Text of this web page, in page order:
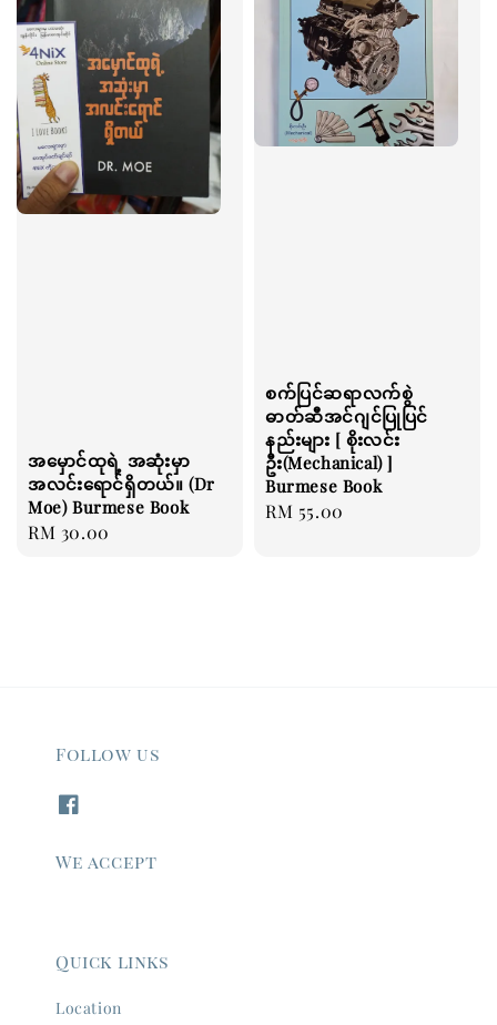
အမှောင်ထုရဲ့ အဆုံးမှာ
အလင်းရောင်ရှိတယ်။ (Dr
Moe) Burmese Book
Regular
RM 30.00
စက်ပြင်ဆရာလက်စွဲ
ဓာတ်ဆီအင်ဂျင်ပြုပြင်
နည်းများ [ စိုးလင်း
ဦး(Mechanical) ]
Burmese Book
Regular
RM 55.00
Follow us
We accept
Quick links
Location